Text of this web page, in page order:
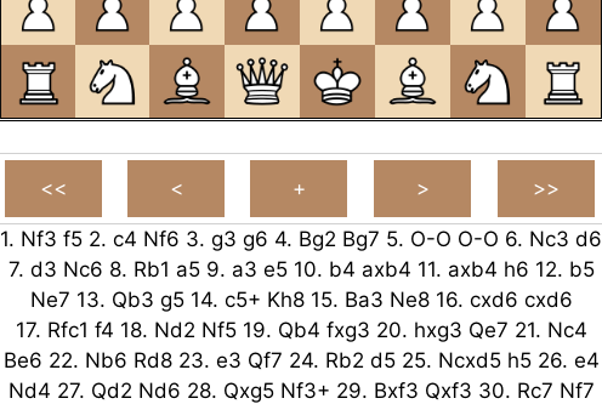
1. Nf3 f5 2. c4 Nf6 3. g3 g6 4. Bg2 Bg7 5. O-O O-O 6. Nc3 d6
7. d3 Nc6 8. Rb1 a5 9. a3 e5 10. b4 axb4 11. axb4 h6 12. b5
Ne7 13. Qb3 g5 14. c5+ Kh8 15. Ba3 Ne8 16. cxd6 cxd6
17. Rfc1 f4 18. Nd2 Nf5 19. Qb4 fxg3 20. hxg3 Qe7 21. Nc4
Be6 22. Nb6 Rd8 23. e3 Qf7 24. Rb2 d5 25. Ncxd5 h5 26. e4
Nd4 27. Qd2 Nd6 28. Qxg5 Nf3+ 29. Bxf3 Qxf3 30. Rc7 Nf7